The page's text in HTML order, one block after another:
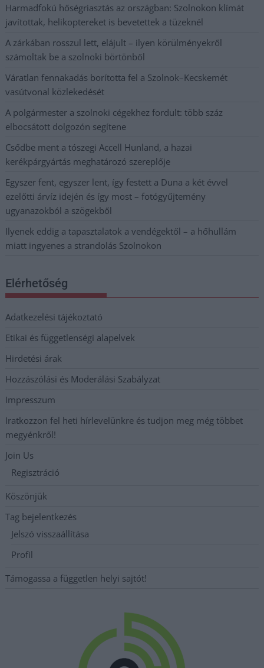
Harmadfokú hőségriasztás az országban: Szolnokon klímát
javítottak, helikoptereket is bevetettek a tüzeknél
A zárkában rosszul lett, elájult – ilyen körülményekről
számoltak be a szolnoki börtönből
Váratlan fennakadás borította fel a Szolnok–Kecskemét
vasútvonal közlekedését
A polgármester a szolnoki cégekhez fordult: több száz
elbocsátott dolgozón segítene
Csődbe ment a tószegi Accell Hunland, a hazai
kerékpárgyártás meghatározó szereplője
Egyszer fent, egyszer lent, így festett a Duna a két évvel
ezelőtti árvíz idején és így most – fotógyűjtemény
ugyanazokból a szögekből
Ilyenek eddig a tapasztalatok a vendégektől – a hőhullám
miatt ingyenes a strandolás Szolnokon
Elérhetőség
Adatkezelési tájékoztató
Etikai és függetlenségi alapelvek
Hirdetési árak
Hozzászólási és Moderálási Szabályzat
Impresszum
Iratkozzon fel heti hírlevelünkre és tudjon meg még többet
megyénkről!
Join Us
Regisztráció
Köszönjük
Tag bejelentkezés
Jelszó visszaállítása
Profil
Támogassa a független helyi sajtót!